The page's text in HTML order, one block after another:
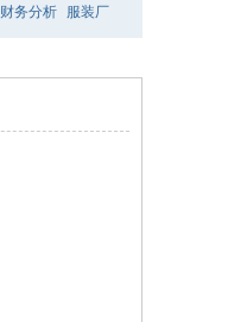
财务分析 服装厂